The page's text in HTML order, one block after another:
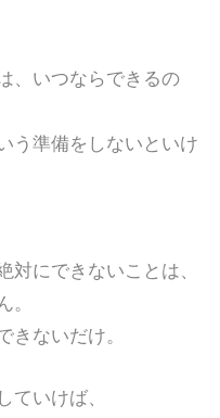
いつならできるの
備をしないといけ
対にできないことは、
ないだけ。
いけば、